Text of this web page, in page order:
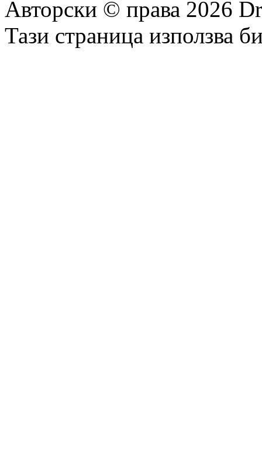
Авторски © права 2026
Тази страница използва